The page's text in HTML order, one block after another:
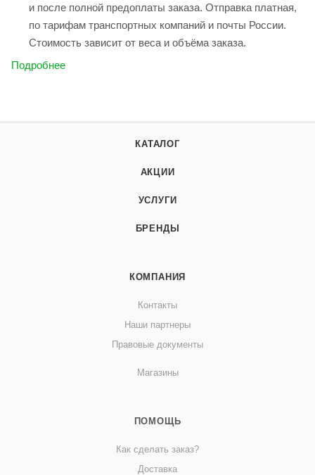
и после полной предоплаты заказа. Отправка платная,
по тарифам транспортных компаний и почты России.
Стоимость зависит от веса и объёма заказа.
Подробнее
КАТАЛОГ
АКЦИИ
УСЛУГИ
БРЕНДЫ
КОМПАНИЯ
Контакты
Наши партнеры
Правовые документы
Магазины
ПОМОЩЬ
Как сделать заказ?
Доставка